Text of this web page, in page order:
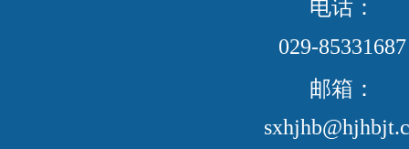
电话：
029-85331687
邮箱：